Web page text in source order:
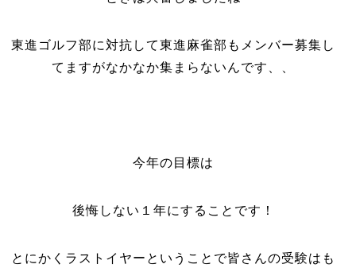
東進ゴルフ部に対抗して東進麻雀部もメンバー募集し
てますがなかなか集まらないんです、、
今年の目標は
後悔しない１年にすることです！
とにかくラストイヤーということで皆さんの受験はも